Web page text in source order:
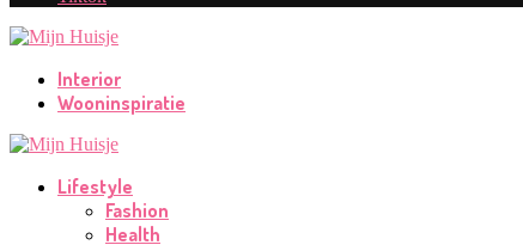
Interior
Wooninspiratie
Lifestyle
Fashion
Health